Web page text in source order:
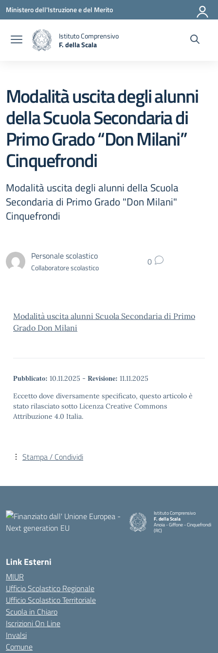
Vai ai contenuti
Vai al menu di navigazione
Vai al footer
Ministero dell'Istruzione e del Merito
Istituto Comprensivo
F. della Scala
Modalità uscita degli alunni
della Scuola Secondaria di
Primo Grado “Don Milani”
Cinquefrondi
Modalità uscita degli alunni della Scuola
Secondaria di Primo Grado "Don Milani"
Cinquefrondi
Personale scolastico
Collaboratore scolastico 0
Modalità uscita alunni Scuola Secondaria di Primo
Grado Don Milani
Pubblicato: 10.11.2025 - Revisione: 11.11.2025
Eccetto dove diversamente specificato, questo articolo è
stato rilasciato sotto Licenza Creative Commons
Attribuzione 4.0 Italia.
Stampa / Condividi
Istituto Comprensivo
F. della Scala
Anoia - Giffone - Cinquefrondi
(RC)
Link Esterni
MIUR
Ufficio Scolastico Regionale
Ufficio Scolastico Territoriale
Scuola in Chiaro
Iscrizioni On Line
Invalsi
Comune